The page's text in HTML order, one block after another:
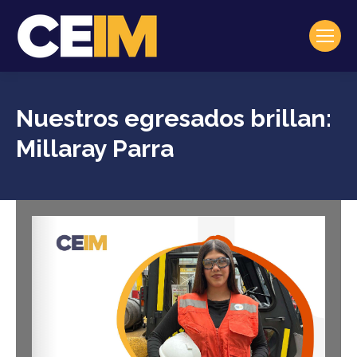
Nuestros egresados brillan:
Millaray Parra